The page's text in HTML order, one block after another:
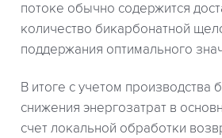
потоке обычно содержится
количество бикарбонатной
поддержания оптимального
В итоге с учетом производства
снижения энергозатрат в
счет локальной обработки